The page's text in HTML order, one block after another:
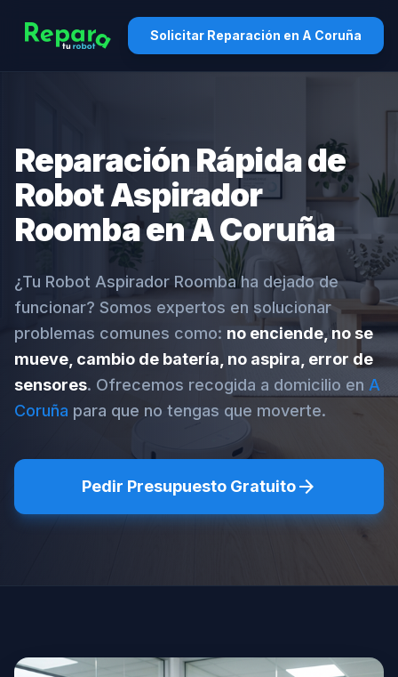
Solicitar Reparación en A Coruña
Reparación Rápida de
Robot Aspirador
Roomba en A Coruña
¿Tu Robot Aspirador Roomba ha dejado de
funcionar? Somos expertos en solucionar
problemas comunes como: no enciende, no se
mueve, cambio de batería, no aspira, error de
sensores. Ofrecemos recogida a domicilio en A
Coruña para que no tengas que moverte.
Pedir Presupuesto Gratuitoarrow_forward